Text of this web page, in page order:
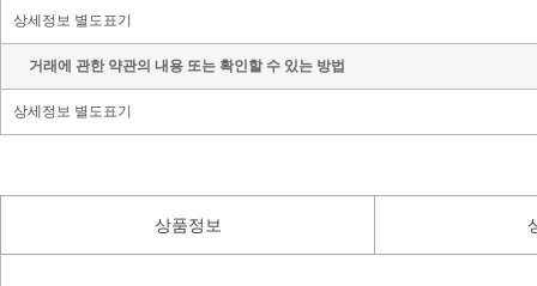
상세정보 별도표기
거래에 관한 약관의 내용 또는 확인할 수 있는 방법
상세정보 별도표기
상품정보